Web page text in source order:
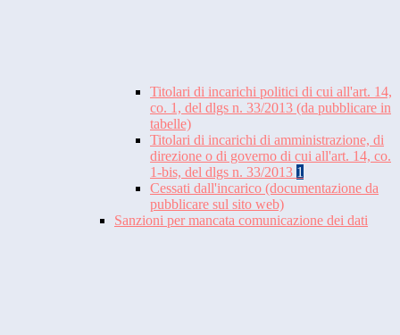
Titolari di incarichi politici di cui all'art. 14,
co. 1, del dlgs n. 33/2013 (da pubblicare in
tabelle)
Titolari di incarichi di amministrazione, di
direzione o di governo di cui all'art. 14, co.
1-bis, del dlgs n. 33/2013 1
Cessati dall'incarico (documentazione da
pubblicare sul sito web)
Sanzioni per mancata comunicazione dei dati